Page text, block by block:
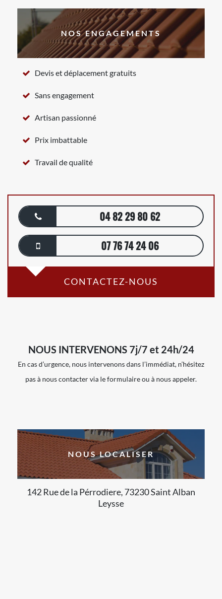
NOS ENGAGEMENTS
Devis et déplacement gratuits
Sans engagement
Artisan passionné
Prix imbattable
Travail de qualité
04 82 29 80 62
07 76 74 24 06
CONTACTEZ-NOUS
NOUS INTERVENONS 7j/7 et 24h/24
En cas d’urgence, nous intervenons dans l’immédiat, n’hésitez
pas à nous contacter via le formulaire ou à nous appeler.
NOUS LOCALISER
142 Rue de la Pérrodiere, 73230 Saint Alban
Leysse